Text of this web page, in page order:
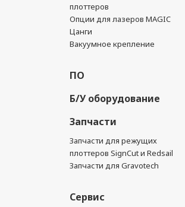
плоттеров
Опции для лазеров MAGIC
Цанги
Вакуумное крепление
ПО
Б/У оборудование
Запчасти
Запчасти для режущих
плоттеров SignCut и Redsail
Запчасти для Gravotech
Сервис